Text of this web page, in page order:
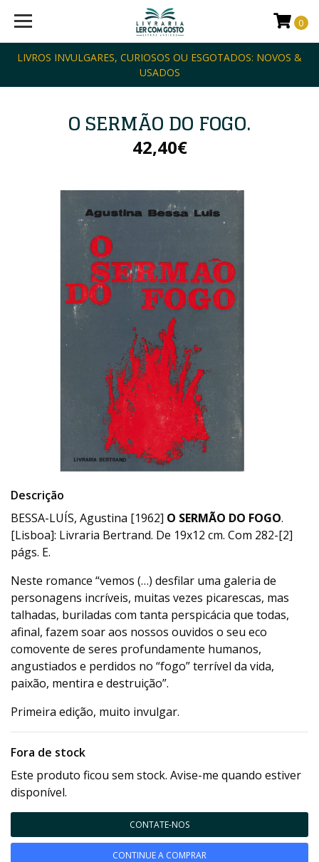
LIVROS INVULGARES, CURIOSOS OU ESGOTADOS: NOVOS &
USADOS
0
O SERMÃO DO FOGO.
42,40€
Descrição
BESSA-LUÍS, Agustina [1962] O SERMÃO DO FOGO.
[Lisboa]: Livraria Bertrand. De 19x12 cm. Com 282-[2]
págs. E.
Neste romance “vemos (…) desfilar uma galeria de
personagens incríveis, muitas vezes picarescas, mas
talhadas, buriladas com tanta perspicácia que todas,
afinal, fazem soar aos nossos ouvidos o seu eco
comovente de seres profundamente humanos,
angustiados e perdidos no “fogo” terrível da vida,
paixão, mentira e destruição”.
Primeira edição, muito invulgar.
Fora de stock
Este produto ficou sem stock. Avise-me quando estiver
disponível.
CONTATE-NOS
CONTINUE A COMPRAR